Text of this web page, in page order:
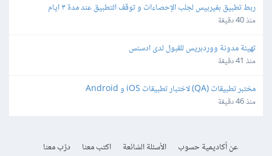
ربط تطبيق بفيربيس لجلب الإحصاءات و توقف التطبيق عند مدة ٣ ايام
منذ 40 دقيقة
تهيئة مدونة ووردبريس للقبول لدى ادسنس
منذ 41 دقيقة
مختبر تطبيقات (QA) لاختبار تطبيقات iOS و Android
منذ 46 دقيقة
عن أكاديمية حسوب الأسئلة الشائعة اكتب معنا
درّب معنا